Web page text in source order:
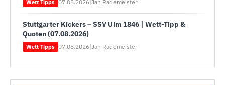
Wett Tipps 07.08.2026 Jan Rademeister
Stuttgarter Kickers – SSV Ulm 1846 | Wett-Tipp &
Quoten (07.08.2026)
Wett Tipps 07.08.2026|Jan Rademeister